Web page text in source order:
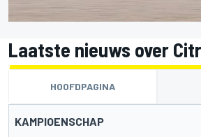
Laatste nieuws over
HOOFDPAGINA
KAMPIOENSCHAP